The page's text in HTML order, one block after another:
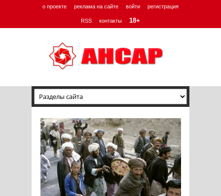
о проекте реклама на сайте войти регистрация
RSS контакты 18+